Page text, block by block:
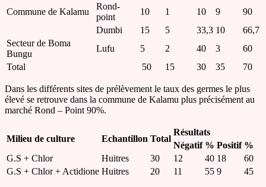
Commune de Kalamu
Rond-
point
10 1 10 9
90
Dumbi
15 5 33,3 10
66,7
Secteur de Boma
Bungu
Lufu 5 2 40 3
60
Total
50 15 30 35 70
Dans les différents sites de prélèvement le taux des germes le plus
élevé se retrouve dans la commune de Kalamu plus précisément au
marché Rond – Point 90%.
Milieu de culture Echantillon Total
Résultats
Négatif % Positif %
G.S + Chlor
Huitres 30 12 40 18
60
G.S + Chlor + Actidione Huitres 20 11 55 9 45